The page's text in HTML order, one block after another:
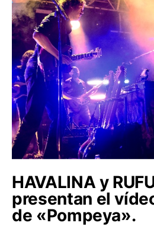
HAVALINA y
presentan el
de «Pompeya».